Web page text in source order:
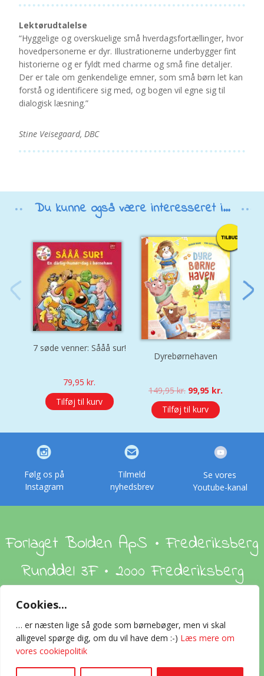
Cookies...
… er næsten lige så gode som børnebøger, men vi skal
alligevel spørge dig, om du vil have dem :-) Læs mere om
vores cookiepolitik
Lektørudtalelse
“Hyggelige og overskuelige små hverdagsfortællinger, hvor
hovedpersonerne er dyr. Illustrationerne underbygger fint
historierne og er fyldt med charme og små fine detaljer.
Der er tale om genkendelige emner, som små børn let kan
forstå og identificere sig med, og bogen vil egne sig til
dialogisk læsning.”
Stine Veisegaard, DBC
Du kunne også være interesseret i...
7 søde venner: Sååå sur!
79,95kr.
Tilføj til kurv
Dyrebørnehaven
149,95kr. Original
price
was:
149,95 kr..
99,95 kr.Current
Tilføj til kurv
Følg os på
Instagram
Tilmeld
nyhedsbrev
Se vores
Youtube-kanal
Forlaget Bolden ApS • Frederiksberg
Runddel 3F • 2000 Frederiksberg
Om os
Kontakt
2024 © All rights reserved Forlaget Bolden ApS · CVR-nummer 32558968